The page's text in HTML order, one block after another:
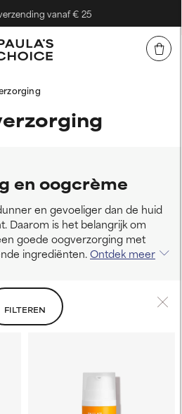
vanaf € 25
en oogcrème
en gevoeliger dan de huid
Daarom is het belangrijk om
goede oogverzorging met
ingrediënten.Ontdek meer
FILTEREN